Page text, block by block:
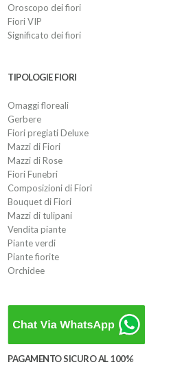
Oroscopo dei fiori
Fiori VIP
Significato dei fiori
TIPOLOGIE FIORI
Omaggi floreali
Gerbere
Fiori pregiati Deluxe
Mazzi di Fiori
Mazzi di Rose
Fiori Funebri
Composizioni di Fiori
Bouquet di Fiori
Mazzi di tulipani
Vendita piante
Piante verdi
Piante fiorite
Orchidee
PAGAMENTO SICURO AL 100%